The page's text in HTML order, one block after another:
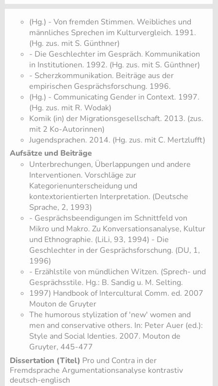
(Hg.) - Von fremden Stimmen. Weibliches und
männliches Sprechen im Kulturvergleich. 1991.
(Hg. zus. mit S. Günthner)
- Die Geschlechter im Gespräch. Kommunikation
in Institutionen. 1992. (Hg. zus. mit S. Günthner)
- Scherzkommunikation. Beiträge aus der
empirischen Gesprächsforschung. 1996.
(Hg.) - Communicating Gender in Context. 1997.
(Hg. zus. mit R. Wodak)
Komik (in) der Migrationsgesellschaft. 2013. (zus.
mit 2 Ko-Autorinnen)
Jugendsprachen. 2014. (Hg. zus. mit C. Mertzlufft)
Aufsätze und Beiträge
Unterbrechungen, Überlappungen und andere
Interventionen. Vorschläge zur
Kategorienunterscheidung und
kontextorientierten Interpretation. (Deutsche
Sprache, 2, 1993)
- Gesprächsbeendigungen im Schnittfeld von
Mikro und Makro. Zu Konversationsanalyse, Kultur
und Ethnographie. (LiLi, 93, 1994) - Die
Geschlechter in der Gesprächsforschung. (DU, 1,
1996)
- Erzählstile von mündlichen Witzen. (Sprech- und
Gesprächsstile. Hg.: B. Sandig u. M. Selting.
1997) Handbook of Intercultural Comm. ed. 2007
Mouton de Gruyter
The humorous stylization of 'new' women and
men and conservative others. In: Peter Auer (ed.):
Style and Social Identies. 2007. Mouton de
Gruyter, 445-477
Dissertation (Titel) Pro und Contra in der
Fremdsprache Argumentationsanalyse kontrastiv
deutsch-englisch